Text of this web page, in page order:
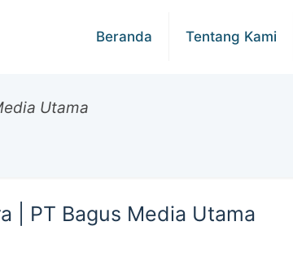
Beranda Tentang Kami
Utama
| PT Bagus Media Utama